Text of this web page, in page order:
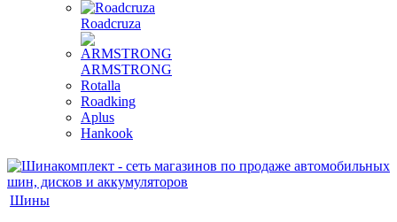
Roadcruza
ARMSTRONG
Rotalla
Roadking
Aplus
Hankook
Шины